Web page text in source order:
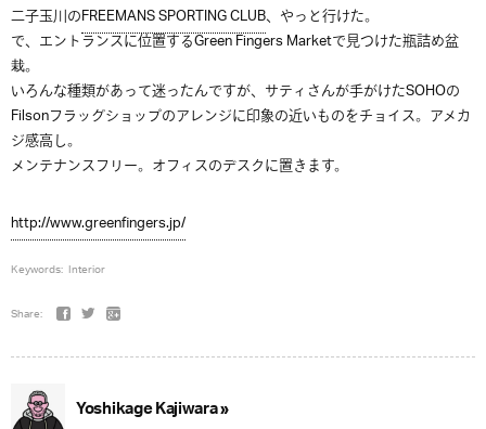
二子玉川のFREEMANS SPORTING CLUB、やっと行けた。
で、エントランスに位置するGreen Fingers Marketで見つけた瓶詰め盆
栽。
いろんな種類があって迷ったんですが、サティさんが手がけたSOHOの
Filsonフラッグショップのアレンジに印象の近いものをチョイス。アメカ
ジ感高し。
メンテナンスフリー。オフィスのデスクに置きます。
http://www.greenfingers.jp/
Keywords: Interior
Share:
Yoshikage Kajiwara »